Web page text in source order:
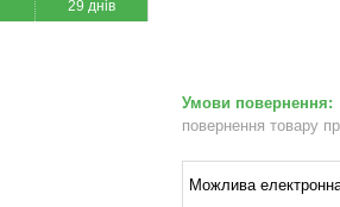
29 днів
повернення товару